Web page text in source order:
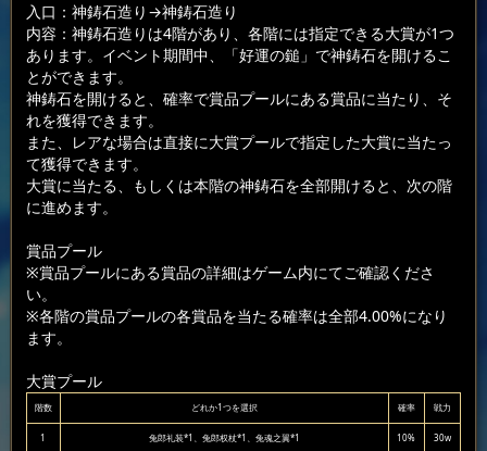
入口：神鋳石造り →神鋳石造り
内容：神鋳石造りは4階があり、各階には指定できる大賞が1つ
あります。イベント期間中、「好運の鎚」で神鋳石を開けるこ
とができます。
神鋳石を開けると、確率で賞品プールにある賞品に当たり、そ
れを獲得できます。
また、レアな場合は直接に大賞プールで指定した大賞に当たっ
て獲得できます。
大賞に当たる、もしくは本階の神鋳石を全部開けると、次の階
に進めます。
賞品プール
※賞品プールにある賞品の詳細はゲーム内にてご確認くださ
い。
※各階の賞品プールの各賞品を当たる確率は全部4.00%になり
ます。
大賞プール
階数 どれか1つを選択 確率 戦力
1 兔郎礼装*1、兔郎权杖*1、兔魂之翼*1 10% 30w